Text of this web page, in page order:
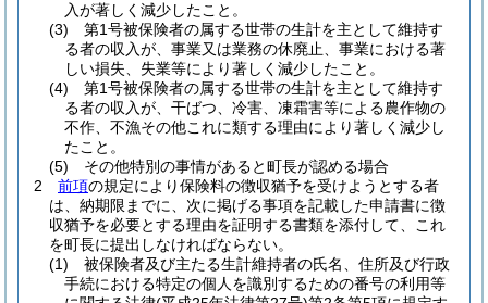
入が著しく減少したこと。
(3)
第1号被保険者の属する世帯の生計を主として維持す
る者の収入が、事業又は業務の休廃止、事業における著
しい損失、失業等により著しく減少したこと。
(4)
第1号被保険者の属する世帯の生計を主として維持す
る者の収入が、干ばつ、冷害、凍霜害等による農作物の
不作、不漁その他これに類する理由により著しく減少し
たこと。
(5)
その他特別の事情があると町長が認める場合
2
前項の規定により保険料の徴収猶予を受けようとする者
は、納期限までに、次に掲げる事項を記載した申請書に徴
収猶予を必要とする理由を証明する書類を添付して、これ
を町長に提出しなければならない。
(1)
被保険者及び主たる生計維持者の氏名、住所及び行政
手続における特定の個人を識別するための番号の利用等